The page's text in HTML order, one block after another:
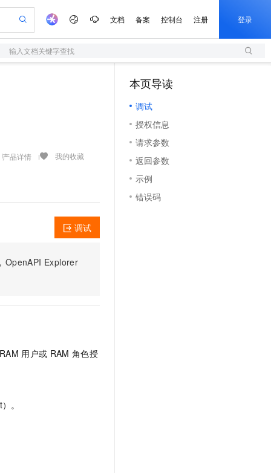
文档 备案 控制台 注册 登录
输入文档关键字查找
产品详情 我的收藏
OpenAPI Explorer
调试
RAM 用户或 RAM 角色授
。
本页导读
调试
授权信息
请求参数
返回参数
示例
错误码
频生成 语音识别与合成
Qwen3-TTS-Flash
100%兼容MySQL、PostgreSQL，兼容Oracle，支持集中和分布式
网络安全防护产品
轻量应用服务器
数字证书管理服务（原SSL证书）
实现全站HTTPS，呈现可信的WEB访问
短信服务
大数据开发治理平台 DataWorks
鲁游戏服务器
以可视化方式快速构建移动和 PC 门户网站
Agency Agents：拥有专属领域专家
HappyHorse 打造一站式影视创作平台
漫剧工坊：一站式动画创作平台
快速生产连贯的高质量长漫剧
10 分钟搭建微信、支付宝小程序
，无忧落地极速上线
作，剧本、分镜、视频高效生成
AI 活动
AI 生产力先锋
先锋实践拓展 AI 生产力的边界
飞天发布时刻
所见，即是所愿
AI 实训营
从基础到进阶，Agent 创客手把手教你
阿里云 OPC 创新助力计划
Token 补贴，五大权
益加速 OPC 成功
专业服务
公司注册
上云迁移
代维服务
计划 服务伙伴合作计划
Al MaaS 服务伙伴赋能合作
伙伴信用分合作计划
更多支持
合作伙伴培训与认证
查询合作伙伴
开发者社区
镜像站
我要反馈
加入我们
校园招聘